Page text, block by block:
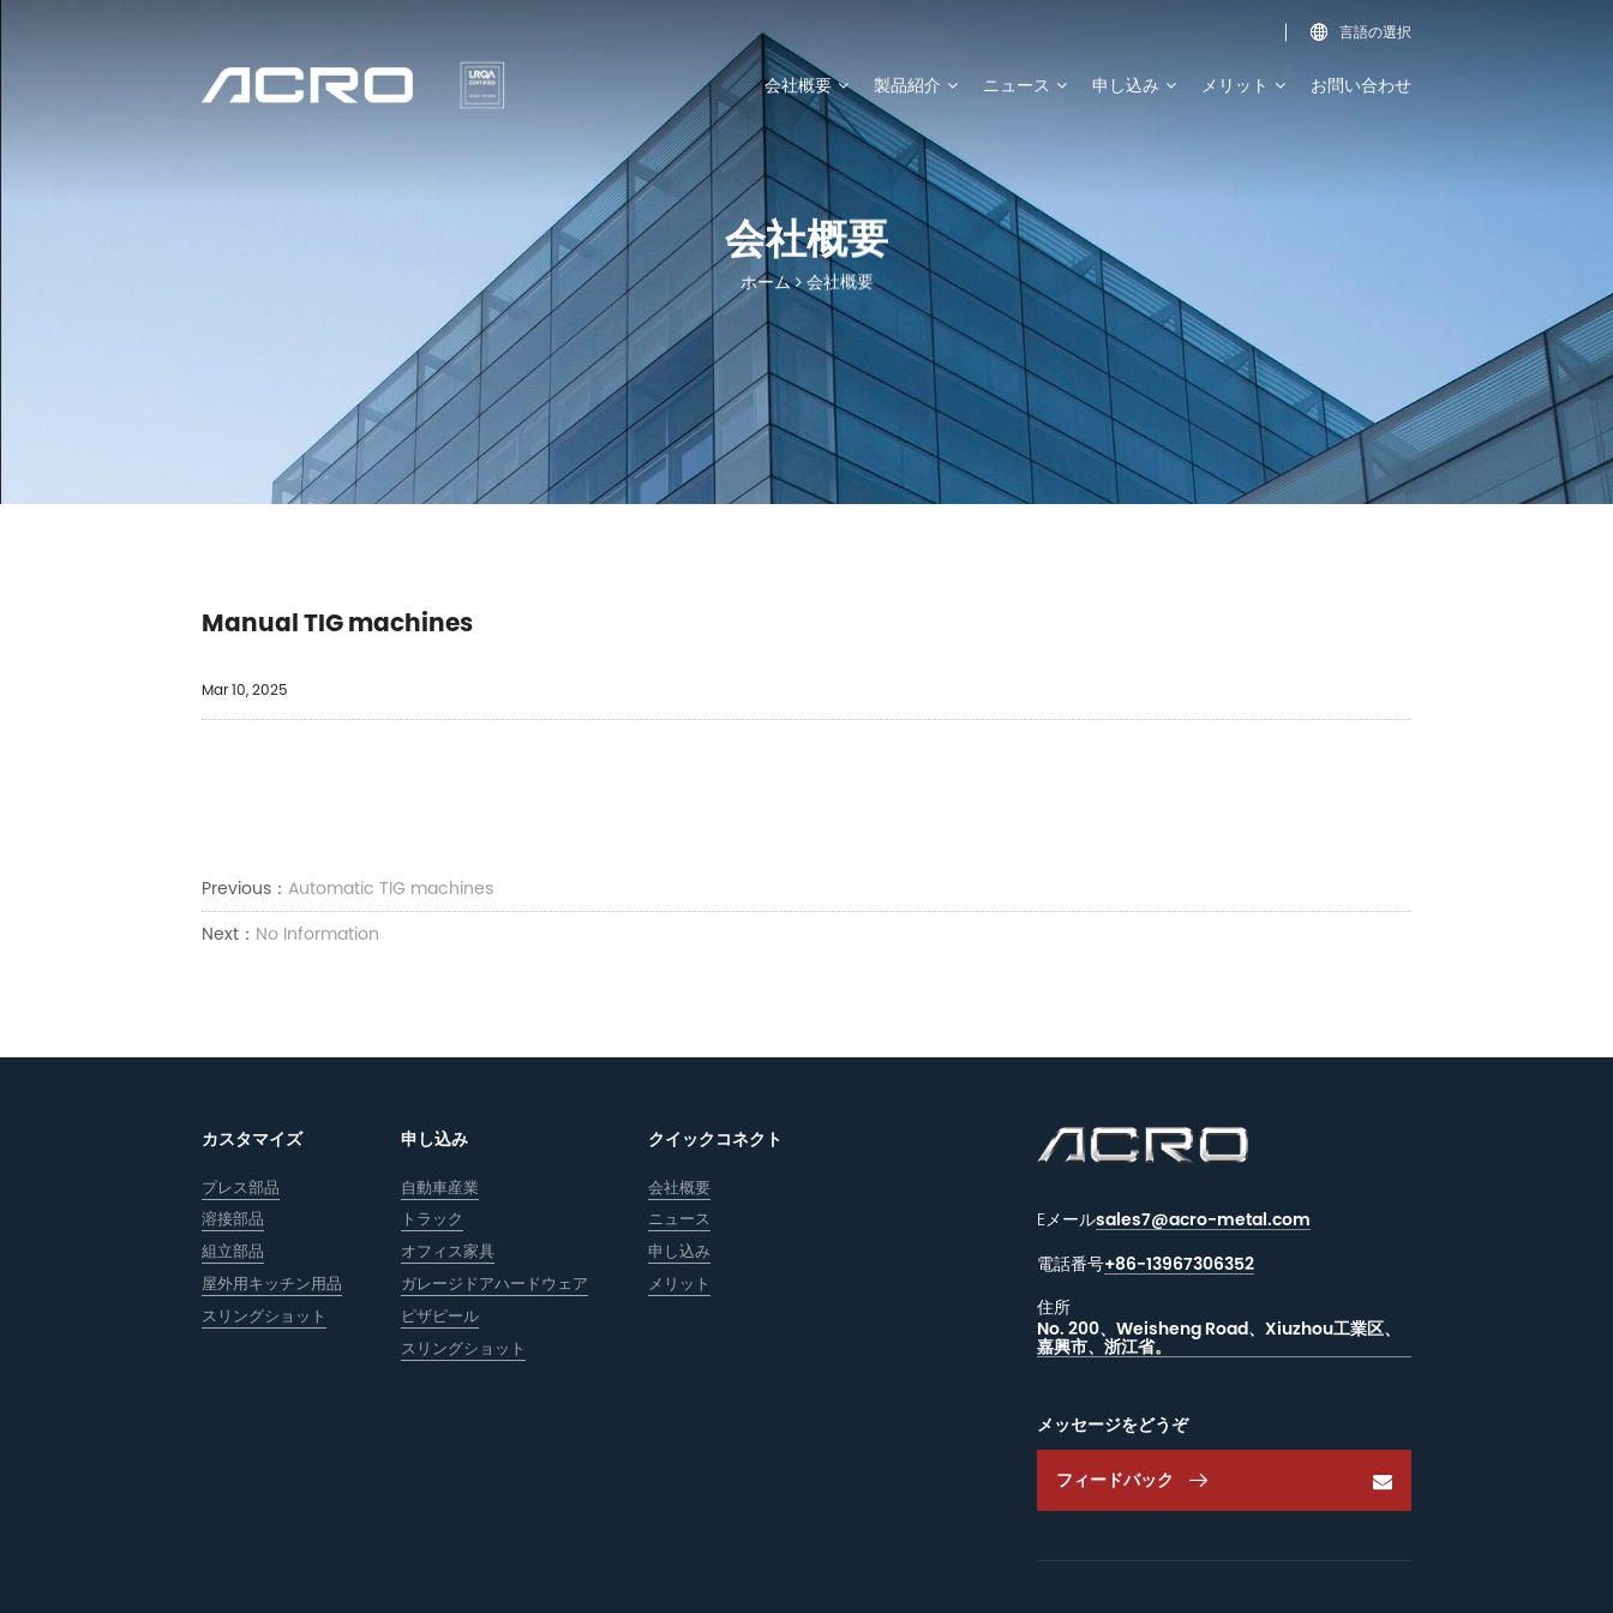
 言語の選択
会社概要 製品紹介 ニュース 申し込み メリット お問い合わせ
会社概要
ホーム 会社概要
Manual TIG machines
Mar 10, 2025
Previous： Automatic TIG machines
Next： No Information
カスタマイズ
プレス部品
溶接部品
組立部品
屋外用キッチン用品
スリングショット
申し込み
自動車産業
トラック
オフィス家具
ガレージドアハードウェア
ピザピール
スリングショット
クイックコネクト
会社概要
ニュース
申し込み
メリット
Eメールsales7@acro-metal.com
電話番号+86-13967306352
住所
No. 200、Weisheng Road、Xiuzhou工業区、
嘉興市、浙江省。
メッセージをどうぞ
フィードバック 